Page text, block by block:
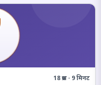
18 प्रश्न · 9 मिनट